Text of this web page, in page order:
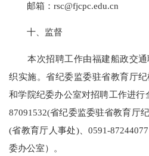
邮箱：rsc@fjcpc.edu.cn
十、监督
本次招聘工作由福建船政交通
织实施。省纪委监委驻省教育厅
和学院纪委办公室对招聘工作进行
87091532(省纪委监委驻省教育厅
(省教育厅人事处)、0591-
委办公室）。